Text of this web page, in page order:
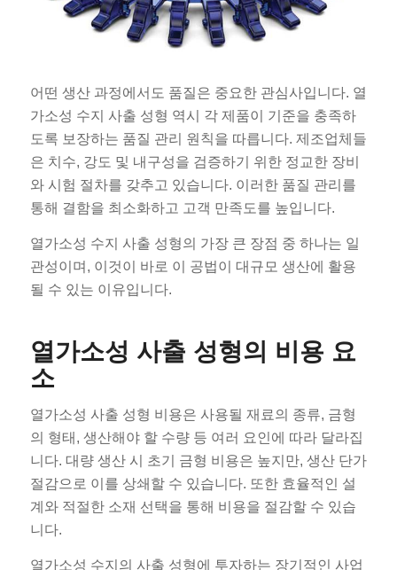
어떤 생산 과정에서도 품질은 중요한 관심사입니다. 열
가소성 수지 사출 성형 역시 각 제품이 기준을 충족하
도록 보장하는 품질 관리 원칙을 따릅니다. 제조업체들
은 치수, 강도 및 내구성을 검증하기 위한 정교한 장비
와 시험 절차를 갖추고 있습니다. 이러한 품질 관리를
통해 결함을 최소화하고 고객 만족도를 높입니다.
열가소성 수지 사출 성형의 가장 큰 장점 중 하나는 일
관성이며, 이것이 바로 이 공법이 대규모 생산에 활용
될 수 있는 이유입니다.
열가소성 사출 성형의 비용 요
소
열가소성 사출 성형 비용은 사용될 재료의 종류, 금형
의 형태, 생산해야 할 수량 등 여러 요인에 따라 달라집
니다. 대량 생산 시 초기 금형 비용은 높지만, 생산 단가
절감으로 이를 상쇄할 수 있습니다. 또한 효율적인 설
계와 적절한 소재 선택을 통해 비용을 절감할 수 있습
니다.
열가소성 수지의 사출 성형에 투자하는 장기적인 사업